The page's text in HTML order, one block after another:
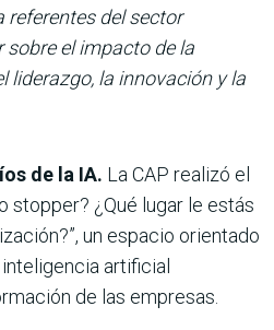
referentes del sector
el impacto de la
liderazgo, la innovación y la
de la IA. La CAP realizó el
stopper? ¿Qué lugar le estás
un espacio orientado
artificial
de las empresas.